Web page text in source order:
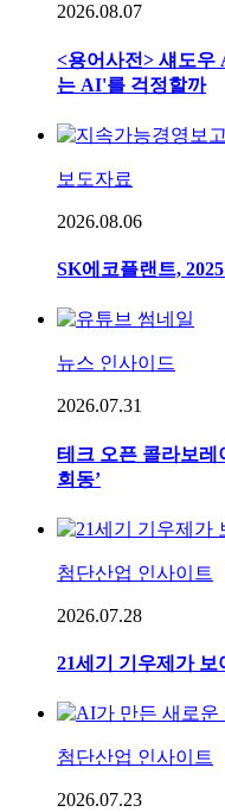
2026.08.07
<용어사전> 섀도우
는 AI'를 걱정할까
보도자료
2026.08.06
SK에코플랜트,
뉴스 인사이드
2026.07.31
테크 오픈 콜라보레
회동’
첨단산업 인사이트
2026.07.28
21세기 기우제가 보
첨단산업 인사이트
2026.07.23